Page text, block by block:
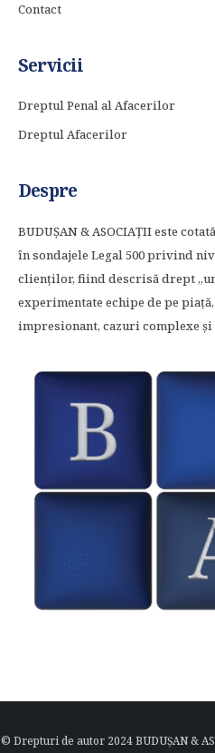
Contact
Servicii
Dreptul Penal al Afacerilor
Dreptul Afacerilor
Despre
BUDUȘAN & ASOCIAȚII este
în sondajele Legal 500 privind
clienților, fiind descrisă drept
experimentate echipe de pe
impresionant, cazuri complexe și
© Drepturi de autor 2024 BUDUȘAN &